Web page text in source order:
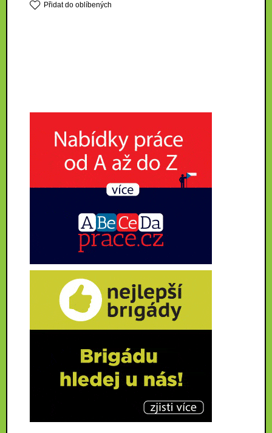
Přidat do oblíbených